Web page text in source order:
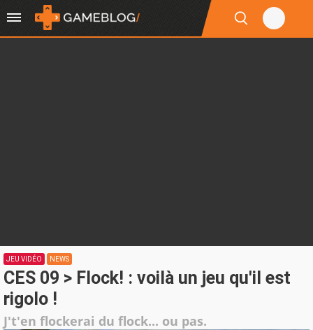
JEU VIDÉO NEWS
CES 09 > Flock! : voilà un jeu qu'il est
rigolo !
J't'en flockerai du flock... ou pas.